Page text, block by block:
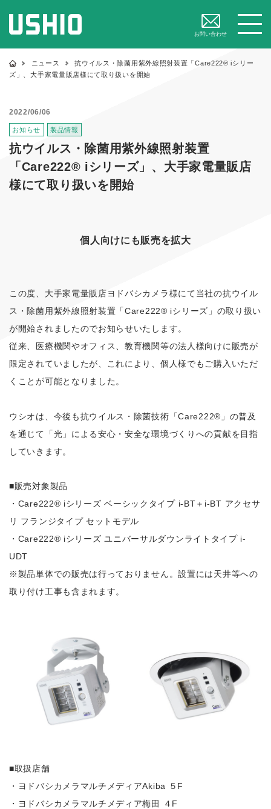
お問い合わせ
ニュース
抗ウイルス・除菌用紫外線照射装置「Care222® iシリー
ズ」、大手家電量販店様にて取り扱いを開始
2022/06/06
お知らせ 製品情報
抗ウイルス・除菌用紫外線照射装置
「Care222® iシリーズ」、大手家電量販店
様にて取り扱いを開始
個人向けにも販売を拡大
この度、大手家電量販店ヨドバシカメラ様にて当社の抗ウイル
ス・除菌用紫外線照射装置「Care222® iシリーズ」の取り扱い
が開始されましたのでお知らせいたします。
従来、医療機関やオフィス、教育機関等の法人様向けに販売が
限定されていましたが、これにより、個人様でもご購入いただ
くことが可能となりました。
ウシオは、今後も抗ウイルス・除菌技術「Care222®」の普及
を通じて「光」による安心・安全な環境づくりへの貢献を目指
していきます。
■販売対象製品
・Care222® iシリーズ ベーシックタイプ i-BT＋i-BT アクセサ
リ フランジタイプ セットモデル
・Care222® iシリーズ ユニバーサルダウンライトタイプ i-
UDT
※製品単体での販売は行っておりません。設置には天井等への
取り付け工事も含まれます。
■取扱店舗
・ヨドバシカメラマルチメディアAkiba ５F
・ヨドバシカメラマルチメディア梅田 ４F